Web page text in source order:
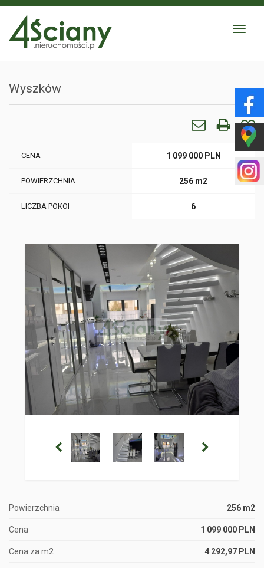
Toggle
Wyszków
CENA 1 099 000 PLN
POWIERZCHNIA 256 m2
LICZBA POKOI 6
Powierzchnia 256 m2
Cena 1 099 000 PLN
Cena za m2 4 292,97 PLN